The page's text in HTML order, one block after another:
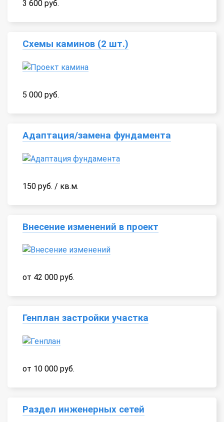
3 600 руб.
Схемы каминов (2 шт.)
5 000 руб.
Адаптация/замена фундамента
150 руб. / кв.м.
Внесение изменений в проект
от 42 000 руб.
Генплан застройки участка
от 10 000 руб.
Раздел инженерных сетей